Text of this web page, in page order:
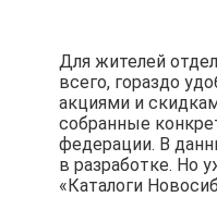
Для жителей
всего, гораздо
акциями и
собранные
федерации. В
в разработке. Но
«Каталоги